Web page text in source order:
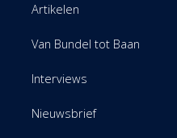
Artikelen
Van Bundel tot Baan
Interviews
Nieuwsbrief